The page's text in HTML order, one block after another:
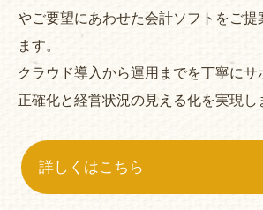
やご要望にあわせた会計ソフトをご提
ます。
クラウド導入から運用までを丁寧に
正確化と経営状況の見える化を実現し
詳しくはこちら